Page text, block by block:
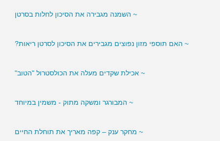
~ השמנה מגבירה את הסיכון לחלות בסרטן
~ האם תוספי מזון נפוצים מגבירים את הסיכון לסרטן ריאות?
~ אכילת שקדים מעלה את הכולסטרול "הטוב"
~ המבורגר ומשקה מתוק - משמין במיוחד
~ מחקר ענק – קפה מאריך את תוחלת החיים